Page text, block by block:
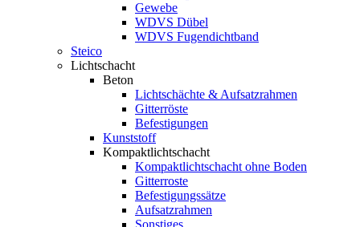
Gewebe
WDVS Dübel
WDVS Fugendichtband
Steico
Lichtschacht
Beton
Lichtschächte & Aufsatzrahmen
Gitterröste
Befestigungen
Kunststoff
Kompaktlichtschacht
Kompaktlichtschacht ohne Boden
Gitterroste
Befestigungssätze
Aufsatzrahmen
Sonstiges